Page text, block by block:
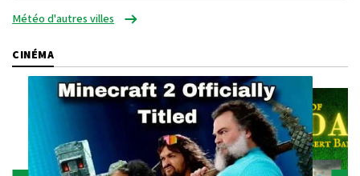
Météo d'autres villes
CINÉMA